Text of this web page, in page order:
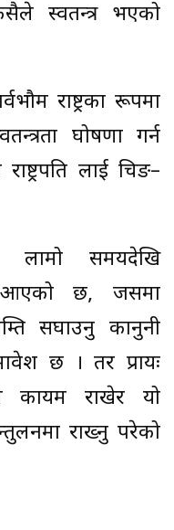
स्वतन्त्र भएको
राष्ट्रका रूपमा
घोषणा गर्न
लाई चिङ–
लामो समयदेखि
आएको छ, जसमा
सघाउनु कानुनी
छ । तर प्रायः
कायम राखेर यो
राख्नु परेको